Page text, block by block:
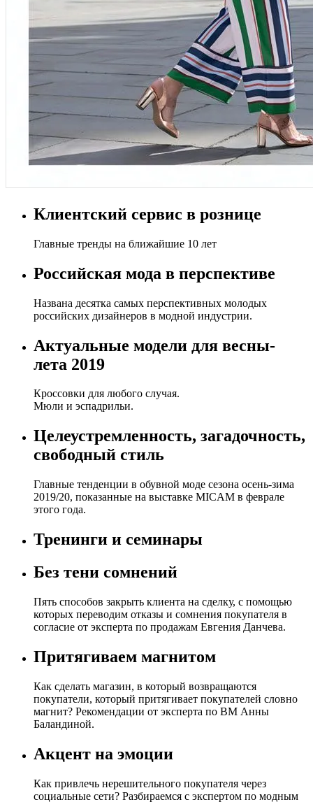
Клиентский сервис в рознице
Главные тренды на ближайшие 10 лет
Российская мода в перспективе
Названа десятка самых перспективных молодых
российских дизайнеров в модной индустрии.
Актуальные модели для весны-
лета 2019
Кроссовки для любого случая.
Мюли и эспадрильи.
Целеустремленность, загадочность,
свободный стиль
Главные тенденции в обувной моде сезона осень-зима
2019/20, показанные на выставке MICAM в феврале
этого года.
Тренинги и семинары
Без тени сомнений
Пять способов закрыть клиента на сделку, с помощью
которых переводим отказы и сомнения покупателя в
согласие от эксперта по продажам Евгения Данчева.
Притягиваем магнитом
Как сделать магазин, в который возвращаются
покупатели, который притягивает покупателей словно
магнит? Рекомендации от эксперта по ВМ Анны
Баландиной.
Акцент на эмоции
Как привлечь нерешительного покупателя через
социальные сети? Разбираемся с экспертом по модным